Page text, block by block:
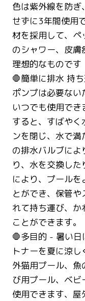
色は紫外線を防
せずに3年間使用
材を採用して、ペ
のシャワー、皮
理想的なものです
🛑簡単に排水 持
ポンプは必要な
いつでも使用で
すると、すばやく
ンを閉じ、水で
の排水バルブに
り、水を交換し
により、プール
とができ、保管
れて持ち運び、
ことができます。
🛑多目的 - 暑い日
トナーを夏に涼
外猫用プール、
び用プール、ベ
使用できます、屋